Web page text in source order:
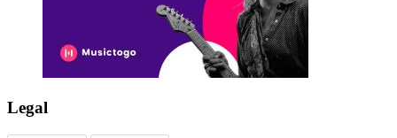
Legal